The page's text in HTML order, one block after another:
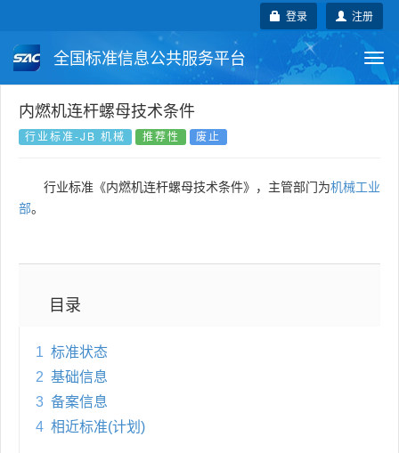
注册
登录
全国标准信息公共服务平台
国家标准 行业标准
国外标准 技术委员会
内燃机连杆螺母技术条件
行业标准-JB 机械 推荐性 废止
行业标准《内燃机连杆螺母技术条件》，主管部门为机械工业
部。
目录
1 标准状态
2 基础信息
3 备案信息
4 相近标准(计划)